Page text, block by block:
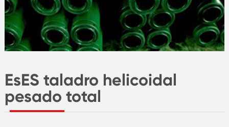
EsES taladro helicoidal
pesado total